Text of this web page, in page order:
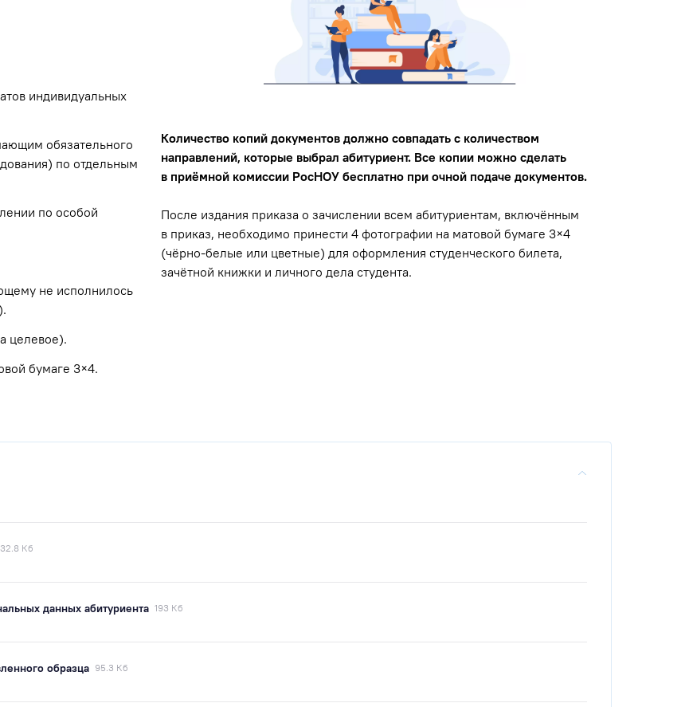
индивидуальных
обязательного
по отдельным
по особой
не исполнилось
целевое).
бумаге 3×4.
Количество копий документов должно совпадать с количеством
направлений, которые выбрал абитуриент. Все копии можно сделать
в приёмной комиссии РосНОУ бесплатно при очной подаче документов.
После издания приказа о зачислении всем абитуриентам, включённым
в приказ, необходимо принести 4 фотографии на матовой бумаге 3×4
(чёрно-белые или цветные) для оформления студенческого билета,
зачётной книжки и личного дела студента.
Кб
данных абитуриента 193 Кб
образца 95.3 Кб